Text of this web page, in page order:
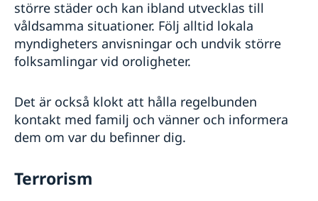
större städer och kan ibland utvecklas till
våldsamma situationer. Följ alltid lokala
myndigheters anvisningar och undvik större
folksamlingar vid oroligheter.
Det är också klokt att hålla regelbunden
kontakt med familj och vänner och informera
dem om var du befinner dig.
Terrorism